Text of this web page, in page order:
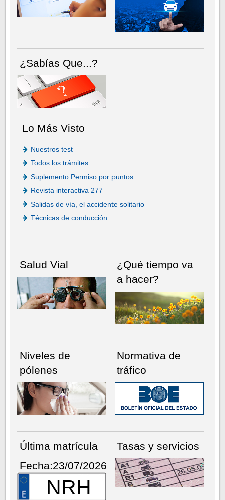
¿Sabías Que...?
Lo Más Visto
Nuestros test
Todos los trámites
Suplemento Permiso por puntos
Revista interactiva 277
Salidas de vía, el accidente solitario
Técnicas de conducción
Salud Vial
¿Qué tiempo va
a hacer?
Niveles de
pólenes
Normativa de
tráfico
Última matrícula
Fecha:23/07/2026
NRH
Tasas y servicios